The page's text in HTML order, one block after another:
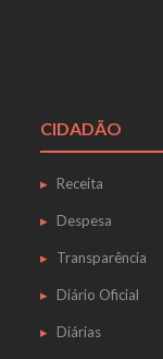
CIDADÃO
Receita
Despesa
Transparência
Diário Oficial
Diárias